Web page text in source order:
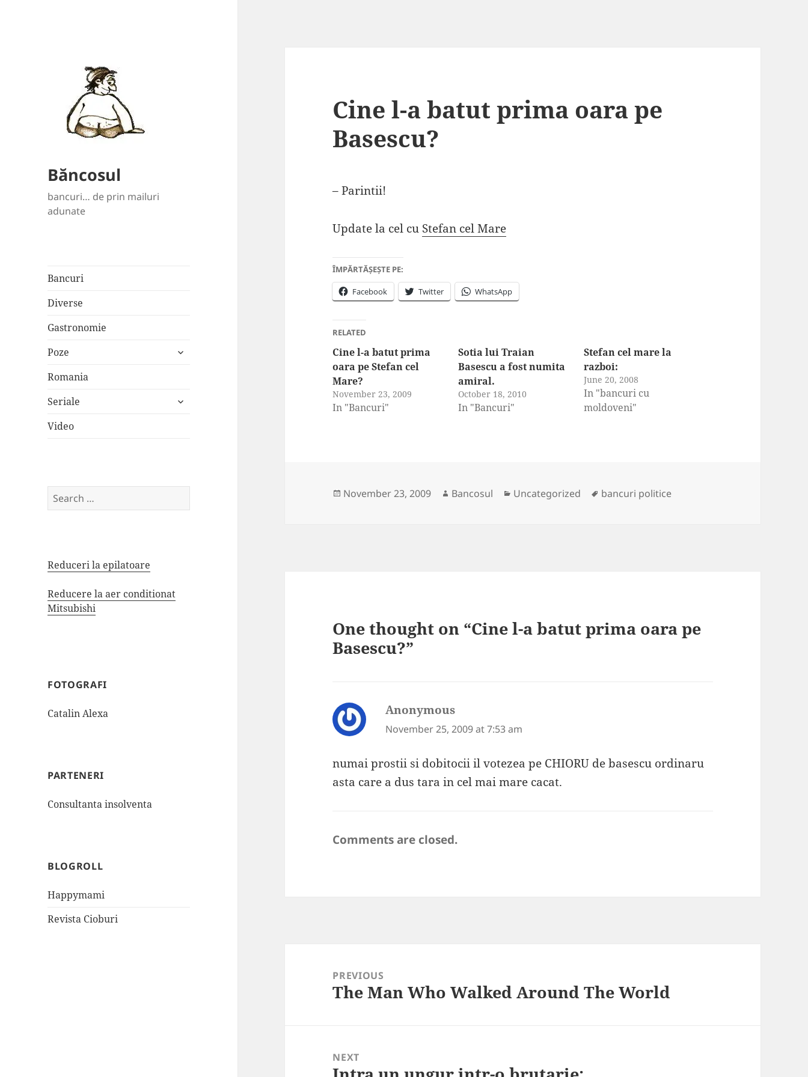
Băncosul
bancuri… de prin mailuri
adunate
Bancuri
Diverse
Gastronomie
Poze
expand
Romania
Seriale
expand
Video
Search
for:
Reduceri la epilatoare
Reducere la aer conditionat
Mitsubishi
FOTOGRAFI
Catalin Alexa
PARTENERI
Consultanta insolventa
BLOGROLL
Happymami
Revista Cioburi
Cine l-a batut prima oara pe
Basescu?
– Parintii!
Update la cel cu Stefan cel Mare
ÎMPĂRTĂȘEȘTE PE:
Facebook Twitter WhatsApp
RELATED
Cine l-a batut prima
oara pe Stefan cel
Mare?
November 23, 2009
In "Bancuri"
Sotia lui Traian
Basescu a fost numita
amiral.
October 18, 2010
In "Bancuri"
Stefan cel mare la
razboi:
June 20, 2008
In "bancuri cu
moldoveni"
Posted
November 23, 2009 Author
Bancosul Categories
Uncategorized Tags
bancuri politice
One thought on “Cine l-a batut prima oara pe
Basescu?”
Anonymous
November 25, 2009 at 7:53 am
numai prostii si dobitocii il votezea pe CHIORU de basescu ordinaru
asta care a dus tara in cel mai mare cacat.
Comments are closed.
navigationPREVIOUS
Previous
The Man Who Walked Around The World
NEXT
Next